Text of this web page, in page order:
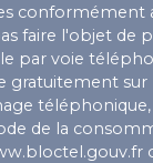
conformément
faire l'objet de
par voie
gratuitement
de la